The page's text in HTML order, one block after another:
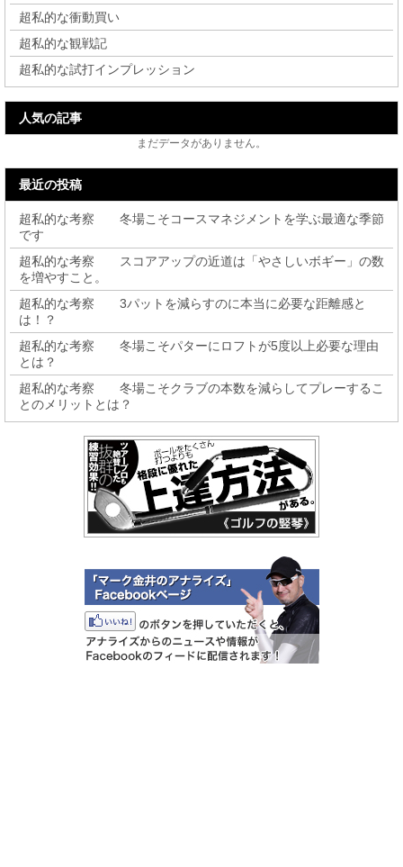
超私的な衝動買い
超私的な観戦記
超私的な試打インプレッション
人気の記事
まだデータがありません。
最近の投稿
超私的な考察 冬場こそコースマネジメントを学ぶ最適な季節
です
超私的な考察 スコアアップの近道は「やさしいボギー」の数
を増やすこと。
超私的な考察 3パットを減らすのに本当に必要な距離感と
は！？
超私的な考察 冬場こそパターにロフトが5度以上必要な理由
とは？
超私的な考察 冬場こそクラブの本数を減らしてプレーするこ
とのメリットとは？